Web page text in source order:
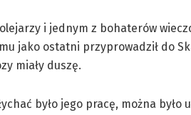
i jednym z bohaterów
jako ostatni przyprowadził do
miały duszę.
było jego pracę, można było